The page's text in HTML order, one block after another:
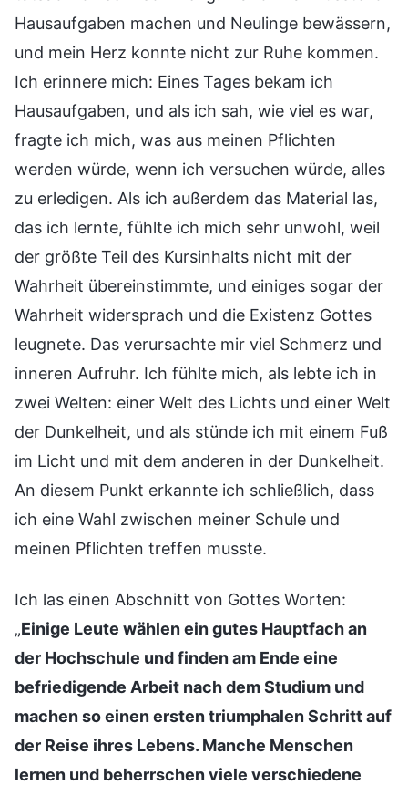
Hausaufgaben machen und Neulinge bewässern,
und mein Herz konnte nicht zur Ruhe kommen.
Ich erinnere mich: Eines Tages bekam ich
Hausaufgaben, und als ich sah, wie viel es war,
fragte ich mich, was aus meinen Pflichten
werden würde, wenn ich versuchen würde, alles
zu erledigen. Als ich außerdem das Material las,
das ich lernte, fühlte ich mich sehr unwohl, weil
der größte Teil des Kursinhalts nicht mit der
Wahrheit übereinstimmte, und einiges sogar der
Wahrheit widersprach und die Existenz Gottes
leugnete. Das verursachte mir viel Schmerz und
inneren Aufruhr. Ich fühlte mich, als lebte ich in
zwei Welten: einer Welt des Lichts und einer Welt
der Dunkelheit, und als stünde ich mit einem Fuß
im Licht und mit dem anderen in der Dunkelheit.
An diesem Punkt erkannte ich schließlich, dass
ich eine Wahl zwischen meiner Schule und
meinen Pflichten treffen musste.
Ich las einen Abschnitt von Gottes Worten:
„Einige Leute wählen ein gutes Hauptfach an
der Hochschule und finden am Ende eine
befriedigende Arbeit nach dem Studium und
machen so einen ersten triumphalen Schritt auf
der Reise ihres Lebens. Manche Menschen
lernen und beherrschen viele verschiedene